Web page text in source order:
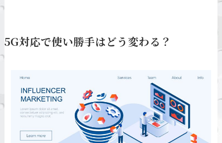
5G対応で使い勝手はどう変わる？